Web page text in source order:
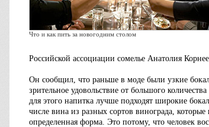
Что и как пить за новогодним столом
Российской ассоциации сомелье Анатолия
Он сообщил, что раньше в моде были узкие
зрительное удовольствие от большого
для этого напитка лучше подходят широкие
числе вина из разных сортов винограда,
определенная форма. Это потому, что человек